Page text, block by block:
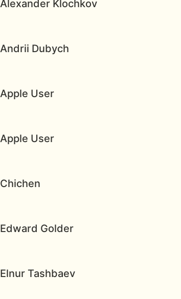
Alexander Klochkov
Andrii Dubych
Apple User
Apple User
Chichen
Edward Golder
Elnur Tashbaev